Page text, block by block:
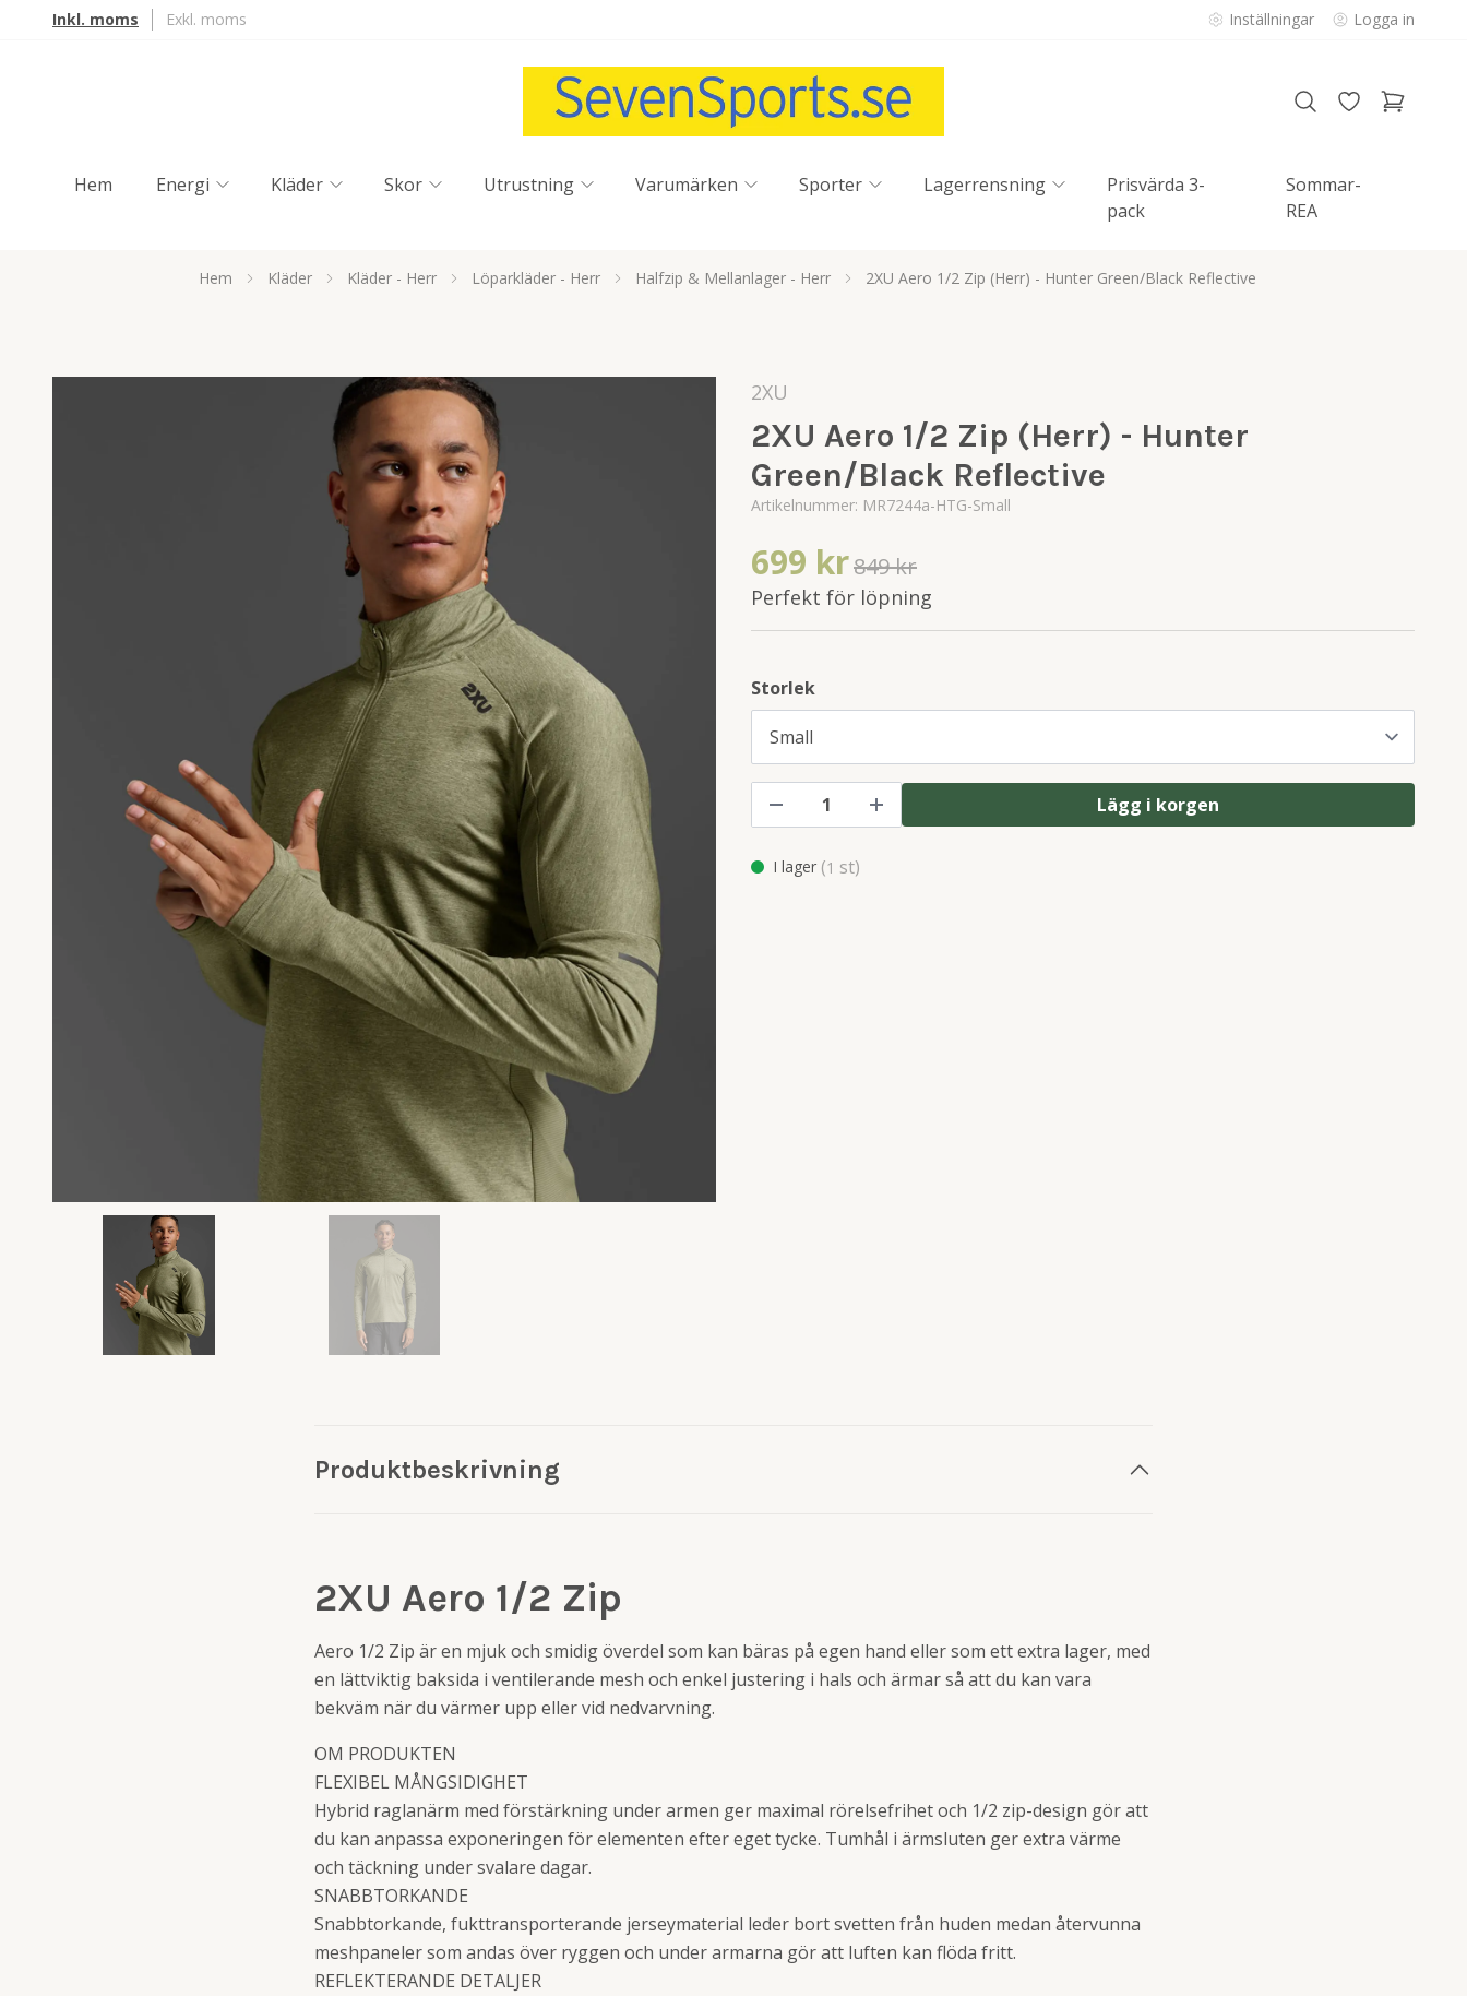
Inkl. moms Exkl. moms Inställningar Logga in
Hem Energi Kläder Skor Utrustning Varumärken Sporter Lagerrensning
Prisvärda 3-
pack
Sommar-
REA
Hem Kläder Kläder - Herr Löparkläder - Herr Halfzip & Mellanlager - Herr 2XU Aero 1/2 Zip (Herr) - Hunter Green/Black Reflective
2XU
2XU Aero 1/2 Zip (Herr) - Hunter
Green/Black Reflective
Artikelnummer: MR7244a-HTG-Small
699 kr849 kr
Perfekt för löpning
Storlek
Lägg i korgen
I lager (1 st)
Produktbeskrivning
2XU Aero 1/2 Zip
Aero 1/2 Zip är en mjuk och smidig överdel som kan bäras på egen hand eller som ett extra lager, med
en lättviktig baksida i ventilerande mesh och enkel justering i hals och ärmar så att du kan vara
bekväm när du värmer upp eller vid nedvarvning.
OM PRODUKTEN
FLEXIBEL MÅNGSIDIGHET
Hybrid raglanärm med förstärkning under armen ger maximal rörelsefrihet och 1/2 zip-design gör att
du kan anpassa exponeringen för elementen efter eget tycke. Tumhål i ärmsluten ger extra värme
och täckning under svalare dagar.
SNABBTORKANDE
Snabbtorkande, fukttransporterande jerseymaterial leder bort svetten från huden medan återvunna
meshpaneler som andas över ryggen och under armarna gör att luften kan flöda fritt.
REFLEKTERANDE DETALJER